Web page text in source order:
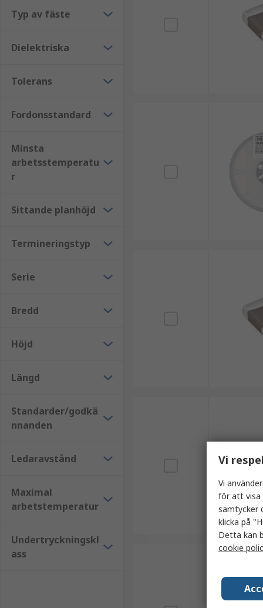
Typ av fäste
Dielektriska
Tolerans
Fordonsstandard
Minsta
arbetsstemperatu
r
Sittande planhöjd
Termineringstyp
Serie
Bredd
Höjd
Längd
Standarder/godkä
nnanden
Ledaravstånd
Maximal
arbetstemperatur
Undertryckningskl
ass
Vi
Vi
för att visa
samtycker
klicka på
Detta kan
cookie